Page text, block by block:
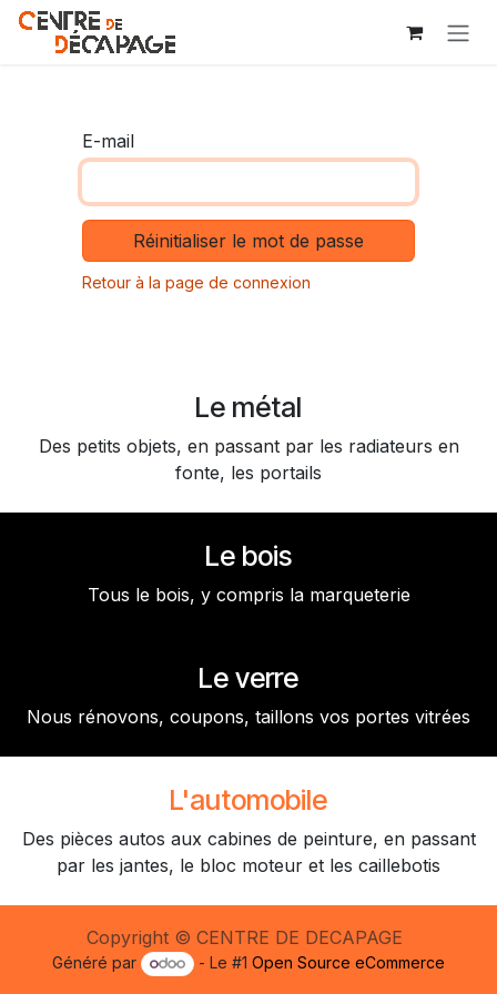
Se rendre au contenu
E-mail
Réinitialiser le mot de passe
Retour à la page de connexion
Le métal
Des petits objets, en passant par les radiateurs en
fonte, les portails
Le bois
Tous le bois, y compris la marqueterie
Le verre
Nous rénovons, coupons, taillons vos portes vitrées
L'automobile
Des pièces autos aux cabines de peinture, en passant
par les jantes, le bloc moteur et les caillebotis
Copyright © CENTRE DE DECAPAGE
Généré par - Le #1Open Source eCommerce